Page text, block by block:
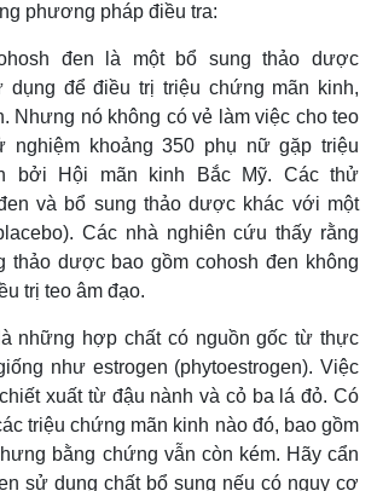
phương pháp điều tra:
đen là một bổ sung thảo dược
để điều trị triệu chứng mãn kinh,
Nhưng nó không có vẻ làm việc cho teo
nghiệm khoảng 350 phụ nữ gặp triệu
bởi Hội mãn kinh Bắc Mỹ. Các thử
và bổ sung thảo dược khác với một
Các nhà nghiên cứu thấy rằng
thảo dược bao gồm cohosh đen không
trị teo âm đạo.
những hợp chất có nguồn gốc từ thực
như estrogen (phytoestrogen). Việc
xuất từ đậu nành và cỏ ba lá đỏ. Có
triệu chứng mãn kinh nào đó, bao gồm
bằng chứng vẫn còn kém. Hãy cẩn
sử dụng chất bổ sung nếu có nguy cơ